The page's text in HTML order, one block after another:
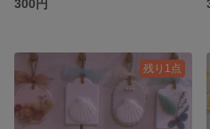
300円
残り1点